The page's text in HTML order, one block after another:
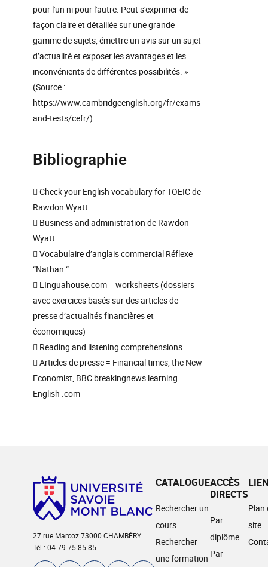
pour l'un ni pour l'autre. Peut s'exprimer de
façon claire et détaillée sur une grande
gamme de sujets, émettre un avis sur un sujet
d’actualité et exposer les avantages et les
inconvénients de différentes possibilités. »
(Source :
https://www.cambridgeenglish.org/fr/exams-
and-tests/cefr/)
Bibliographie
 Check your English vocabulary for TOEIC de
Rawdon Wyatt
 Business and administration de Rawdon
Wyatt
 Vocabulaire d’anglais commercial Réflexe
“Nathan “
 LInguahouse.com = worksheets (dossiers
avec exercices basés sur des articles de
presse d’actualités financières et
économiques)
 Reading and listening comprehensions
 Articles de presse = Financial times, the New
Economist, BBC breakingnews learning
English .com
27 rue Marcoz 73000 CHAMBÉRY
Tél : 04 79 75 85 85
CATALOGUE
Rechercher un
cours
Rechercher
une formation
ACCÈS
DIRECTS
Par
diplôme
Par
Plan
site